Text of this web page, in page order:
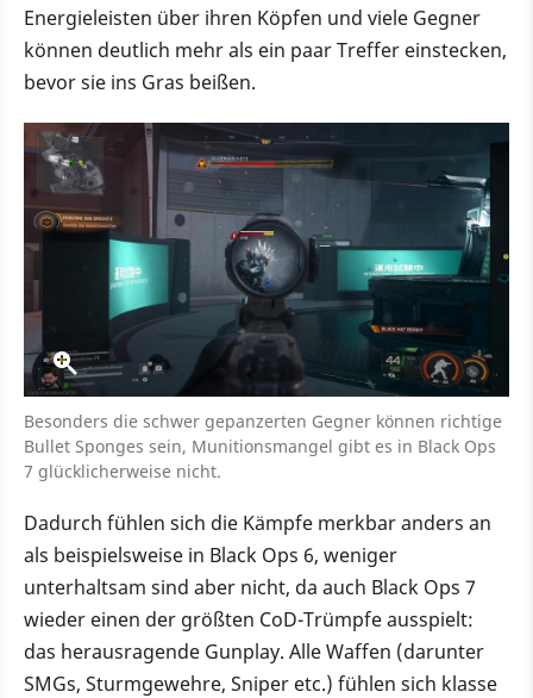
Energieleisten über ihren Köpfen und viele Gegner
können deutlich mehr als ein paar Treffer einstecken,
bevor sie ins Gras beißen.
Besonders die schwer gepanzerten Gegner können richtige
Bullet Sponges sein, Munitionsmangel gibt es in Black Ops
7 glücklicherweise nicht.
Dadurch fühlen sich die Kämpfe merkbar anders an
als beispielsweise in Black Ops 6, weniger
unterhaltsam sind aber nicht, da auch Black Ops 7
wieder einen der größten CoD-Trümpfe ausspielt:
das herausragende Gunplay. Alle Waffen (darunter
SMGs, Sturmgewehre, Sniper etc.) fühlen sich klasse